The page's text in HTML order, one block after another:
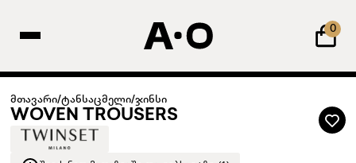
0
მთავარი/ტანსაცმელი/ჯინსი
WOVEN TROUSERS